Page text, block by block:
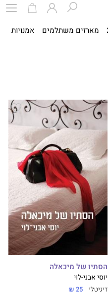
מארזים משתלמים אמנויות
הסתיו של מיכאלה
יוסי אבני-לוי
דיגיטלי 25 ₪